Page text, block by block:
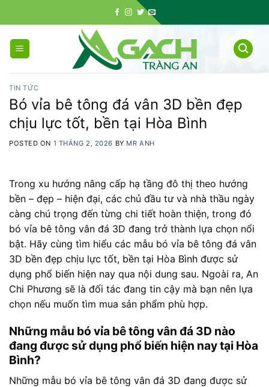
to
content
TIN TỨC
Bó vỉa bê tông đá vân 3D bền đẹp
chịu lực tốt, bền tại Hòa Bình
POSTED ON 1 THÁNG 2, 2026 BY MR ANH
Trong xu hướng nâng cấp hạ tầng đô thị theo hướng
bền – đẹp – hiện đại, các chủ đầu tư và nhà thầu ngày
càng chú trọng đến từng chi tiết hoàn thiện, trong đó
bó vỉa bê tông vân đá 3D đang trở thành lựa chọn nổi
bật. Hãy cùng tìm hiểu các mẫu bó vỉa bê tông đá vân
3D bền đẹp chịu lực tốt, bền tại Hòa Bình được sử
dụng phổ biến hiện nay qua nội dung sau. Ngoài ra, An
Chi Phương sẽ là đối tác đang tin cậy mà bạn nên lựa
chọn nếu muốn tìm mua sản phẩm phù hợp.
Những mẫu bó vỉa bê tông vân đá 3D nào
đang được sử dụng phổ biến hiện nay tại Hòa
Bình?
Những mẫu bó vỉa bê tông vân đá 3D đang được sử